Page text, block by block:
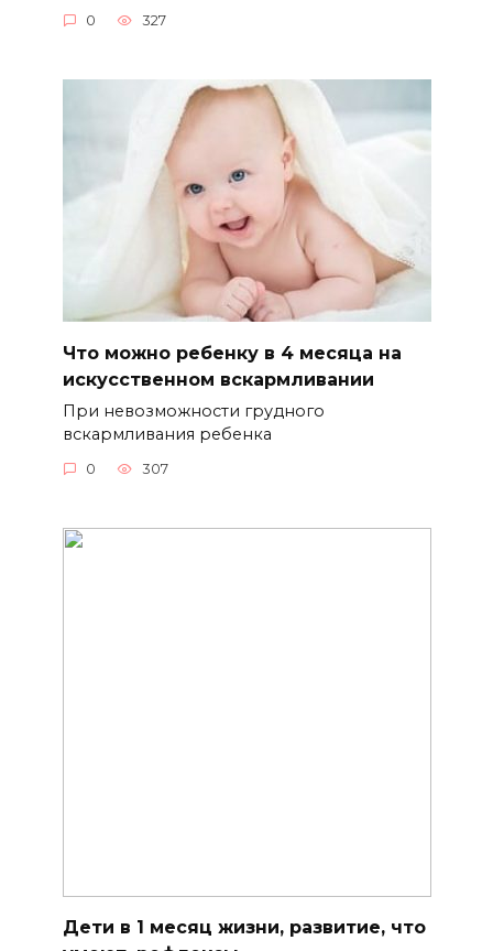
0 327
Что можно ребенку в 4 месяца на
искусственном вскармливании
При невозможности грудного
вскармливания ребенка
0 307
Дети в 1 месяц жизни, развитие, что